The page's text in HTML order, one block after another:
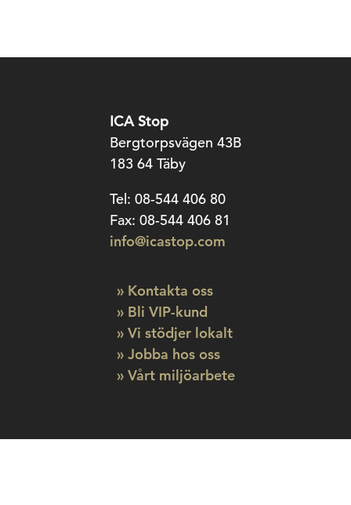
ICA Stop
Bergtorpsvägen 43B
183 64 Täby
Tel: 08-544 406 80
Fax: 08-544 406 81
info@icastop.com
» Kontakta oss
» Bli VIP-kund
» Vi stödjer lokalt
» Jobba hos oss
» Vårt miljöarbete